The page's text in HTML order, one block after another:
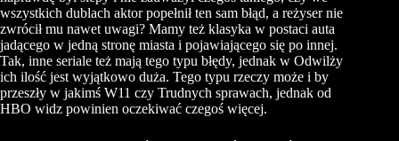
wszystkich dublach aktor popełnił ten sam błąd, a reżyser nie
zwrócił mu nawet uwagi? Mamy też klasyka w postaci auta
jadącego w jedną stronę miasta i pojawiającego się po innej.
Tak, inne seriale też mają tego typu błędy, jednak w Odwilży
ich ilość jest wyjątkowo duża. Tego typu rzeczy może i by
przeszły w jakimś W11 czy Trudnych sprawach, jednak od
HBO widz powinien oczekiwać czegoś więcej.